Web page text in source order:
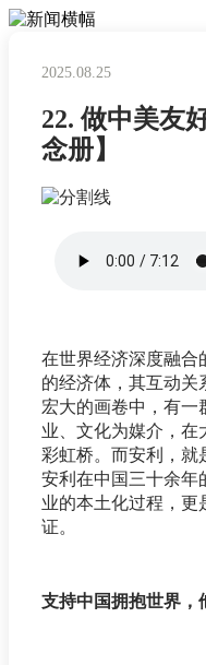
2025.08.25
22. 做中美友
念册】
在世界经济深度融合
的经济体，其互动关
宏大的画卷中，有一
业、文化为媒介，在
彩虹桥。而安利，就
安利在中国三十余年
业的本土化过程，更
证。
支持中国拥抱世界，